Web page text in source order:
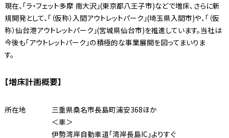
現在、「ラ・フェット多摩 南大沢」(東京都八王子市)などで増床、さらに新
規開発として、「（仮称）入間アウトレットパーク」(埼玉県入間市)や、「（仮
称）仙台港アウトレットパーク」(宮城県仙台市)を推進しています。当社は
今後も「アウトレットパーク」の積極的な事業展開を図ってまいりま
す。
【増床計画概要】
所在地
三重県桑名市長島町浦安368ほか
＜車＞
伊勢湾岸自動車道「湾岸長島IC」よりすぐ